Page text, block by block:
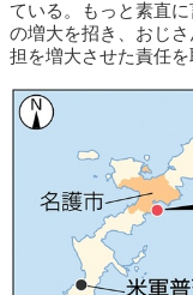
ている。もっと素直
の増大を招き、おじ
担を増大させた責任を